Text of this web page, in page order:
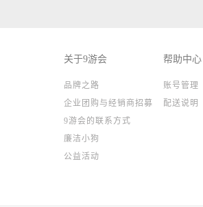
关于9游会
品牌之路
企业团购与经销商招募
9游会的联系方式
廉洁小狗
公益活动
帮助中心
账号管理
配送说明